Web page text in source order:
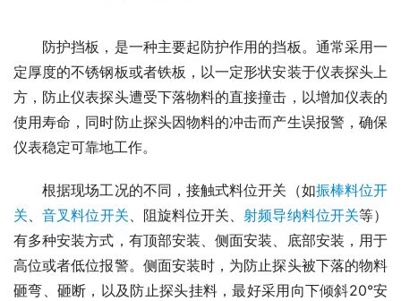
防护挡板，是一种主要起防护作用的挡板。通常采用一
定厚度的不锈钢板或者铁板，以一定形状安装于仪表探头上
方，防止仪表探头遭受下落物料的直接撞击，以增加仪表的
使用寿命，同时防止探头因物料的冲击而产生误报警，确保
仪表稳定可靠地工作。
根据现场工况的不同，接触式料位开关（如振棒料位开
关、音叉料位开关、阻旋料位开关、射频导纳料位开关等）
有多种安装方式，有顶部安装、侧面安装、底部安装，用于
高位或者低位报警。侧面安装时，为防止探头被下落的物料
砸弯、砸断，以及防止探头挂料，最好采用向下倾斜20°安